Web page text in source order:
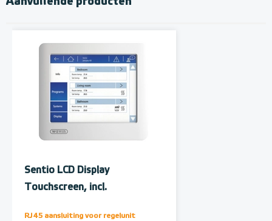
Sentio LCD Display
Touchscreen, incl.
RJ45 aansluiting voor regelunit